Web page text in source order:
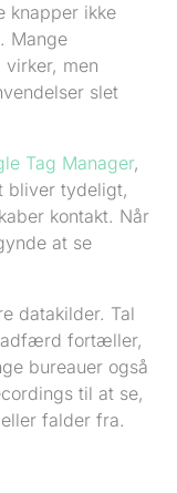
knapper ikke
Mange
virker, men
slet
Tag Manager,
bliver tydeligt,
kontakt. Når
at se
datakilder. Tal
fortæller,
bureauer også
til at se,
falder fra.